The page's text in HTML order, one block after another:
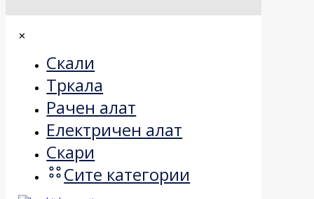
✕
Скали
Тркала
Рачен алат
Електричен алат
Скари
Сите категории